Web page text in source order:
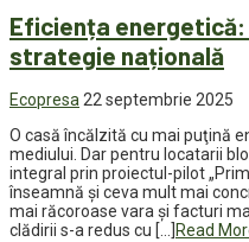
Eficiența
strategie națională
Ecopresa22 septembrie 2025
O casă încălzită cu mai puţină
mediului. Dar pentru locatarii
integral prin proiectul-pilot
înseamnă și ceva mult mai
mai răcoroase vara și facturi
clădirii s-a redus cu […] Read